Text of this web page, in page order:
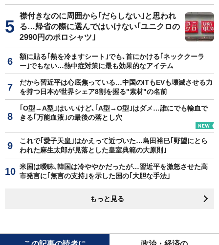
襟付きなのに周囲から｢だらしない｣と思われ
る…帰省の際に選んではいけない｢ユニクロの
2990円のポロシャツ｣
額に貼る｢熱を冷ますシート｣でも､首にかける｢ネッククーラ
ー｣でもない…熱中症対策に最も効果的なアイテム
だから習近平は心底焦っている…中国のITもEVも壊滅させる力
を持つ日本が世界シェア8割を握る"素材"の名前
｢O型→A型｣はいいけど､｢A型→O型｣はダメ…誰にでも輸血で
きる｢万能血液｣の最後の落とし穴
これで｢愛子天皇｣はかえって近づいた…島田裕巳｢野望にとら
われた麻生太郎が見落とした皇室典範の大原則｣
米国は曖昧､韓国は冷ややかだったが…習近平を激怒させた高
市発言に｢無言の支持｣を示した国の｢大胆な手法｣
もっと見る